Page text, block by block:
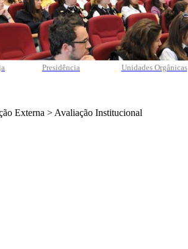
Presidência Unidades Orgânicas
Externa > Avaliação Institucional